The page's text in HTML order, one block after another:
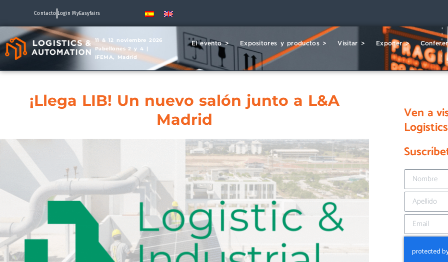
Contacto Login MyEasyfairs
11 & 12 noviembre 2026
Pabellones 2 y 4 |
IFEMA, Madrid
El evento > Expositores y productos > Visitar > Exponer >
¡Llega LIB! Un nuevo salón junto a L&A
Madrid
Ven a